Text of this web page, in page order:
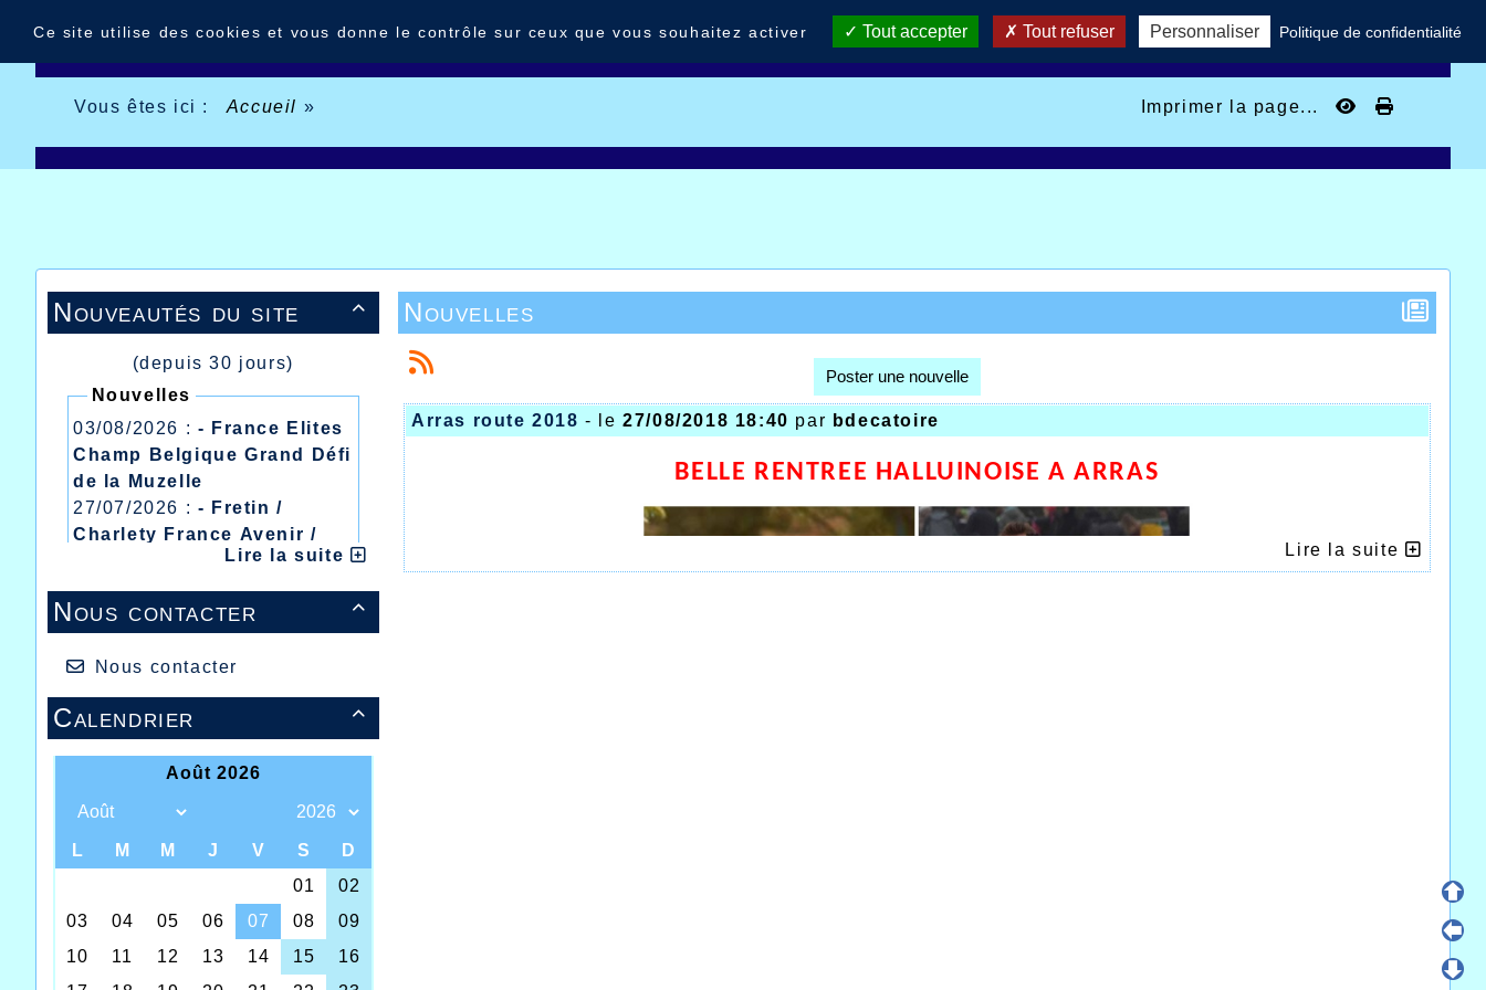
Vous êtes ici : Accueil » Imprimer la page...

Nouveautés du site
(depuis 30 jours)
Nouvelles
03/08/2026 : - France Elites
Champ Belgique Grand Défi
de la Muzelle
27/07/2026 : - Fretin /
Charlety France Avenir /
Heusden Zolder
20/07/2026 :- Courtrai /
Mont des Cats
Meeting Abeilles /
Régionaux /
Lire la suite

Nous contacter
Nous contacter

Calendrier
Nouvelles
Poster une nouvelle
Arras route 2018 - le27/08/2018 18:40 par bdecatoire
BELLE RENTREE HALLUINOISE A ARRAS
Lire la suite
Ce site utilise des cookies et vous donne le contrôle sur ceux que vous souhaitez activer Tout accepter Tout refuser Personnaliser Politique de confidentialité